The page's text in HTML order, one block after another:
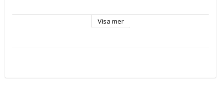
Visa mer